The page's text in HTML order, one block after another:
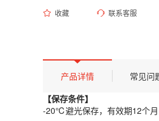
收藏 联系客服
产品描述
【保存条件】
-20℃避光保存，有效期12个月
【概述】
产品详情 常见问
【保存条件】
-20℃避光保存，有效期12个月